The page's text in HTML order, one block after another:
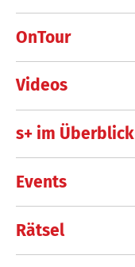
OnTour
Videos
s+ im Überblick
Events
Rätsel